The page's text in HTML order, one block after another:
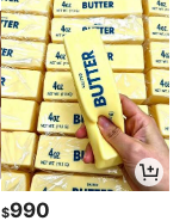
$990